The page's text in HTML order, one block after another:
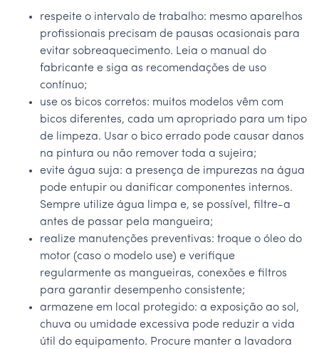
respeite o intervalo de trabalho: mesmo aparelhos
profissionais precisam de pausas ocasionais para
evitar sobreaquecimento. Leia o manual do
fabricante e siga as recomendações de uso
contínuo;
use os bicos corretos: muitos modelos vêm com
bicos diferentes, cada um apropriado para um tipo
de limpeza. Usar o bico errado pode causar danos
na pintura ou não remover toda a sujeira;
evite água suja: a presença de impurezas na água
pode entupir ou danificar componentes internos.
Sempre utilize água limpa e, se possível, filtre-a
antes de passar pela mangueira;
realize manutenções preventivas: troque o óleo do
motor (caso o modelo use) e verifique
regularmente as mangueiras, conexões e filtros
para garantir desempenho consistente;
armazene em local protegido: a exposição ao sol,
chuva ou umidade excessiva pode reduzir a vida
útil do equipamento. Procure manter a lavadora